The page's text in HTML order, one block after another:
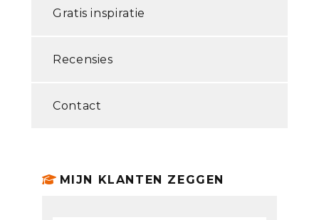
Gratis inspiratie
Recensies
Contact
MIJN KLANTEN ZEGGEN